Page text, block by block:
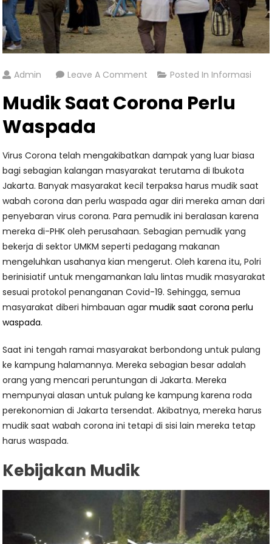
Admin Leave A Comment On
Saat
Waspada
Posted In Informasi
Mudik Saat Corona Perlu
Waspada
Virus Corona telah mengakibatkan dampak yang luar biasa
bagi sebagian kalangan masyarakat terutama di Ibukota
Jakarta. Banyak masyarakat kecil terpaksa harus mudik saat
wabah corona dan perlu waspada agar diri mereka aman dari
penyebaran virus corona. Para pemudik ini beralasan karena
mereka di-PHK oleh perusahaan. Sebagian pemudik yang
bekerja di sektor UMKM seperti pedagang makanan
mengeluhkan usahanya kian mengerut. Oleh karena itu, Polri
berinisiatif untuk mengamankan lalu lintas mudik masyarakat
sesuai protokol penanganan Covid-19. Sehingga, semua
masyarakat diberi himbauan agarmudik saat corona perlu
waspada.
Saat ini tengah ramai masyarakat berbondong untuk pulang
ke kampung halamannya. Mereka sebagian besar adalah
orang yang mencari peruntungan di Jakarta. Mereka
mempunyai alasan untuk pulang ke kampung karena roda
perekonomian di Jakarta tersendat. Akibatnya, mereka harus
mudik saat wabah corona ini tetapi di sisi lain mereka tetap
harus waspada.
Kebijakan Mudik